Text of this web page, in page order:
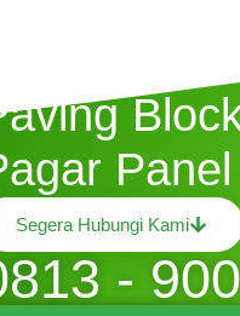
Butuh Jasa
Segera Hubungi Kami
-